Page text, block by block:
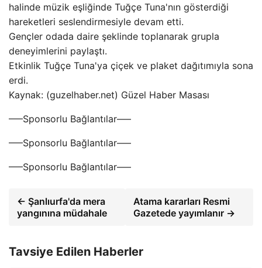
halinde müzik eşliğinde Tuğçe Tuna'nın gösterdiği
hareketleri seslendirmesiyle devam etti.
Gençler odada daire şeklinde toplanarak grupla
deneyimlerini paylaştı.
Etkinlik Tuğçe Tuna'ya çiçek ve plaket dağıtımıyla sona
erdi.
Kaynak: (guzelhaber.net) Güzel Haber Masası
—–Sponsorlu Bağlantılar—–
—–Sponsorlu Bağlantılar—–
—–Sponsorlu Bağlantılar—–
← Şanlıurfa'da mera
yangınına müdahale
Atama kararları Resmi
Gazetede yayımlanır →
Tavsiye Edilen Haberler